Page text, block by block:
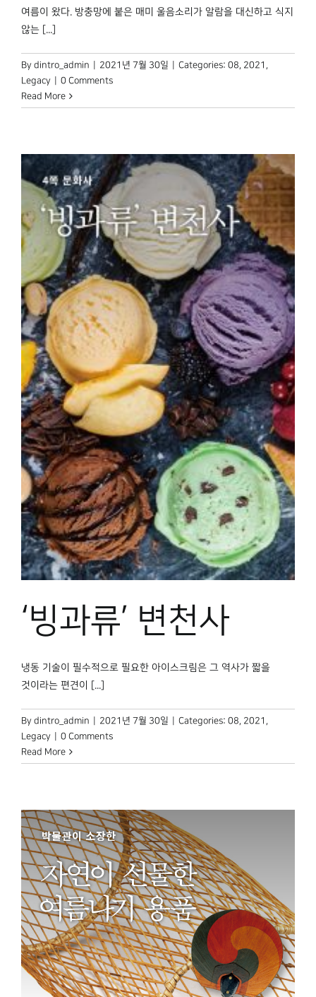
여름이 왔다. 방충망에 붙은 매미 울음소리가 알람을 대신하고 식지
않는 [...]
By dintro_admin 2021년 7월 30일 Categories: 08, 2021 ,
Legacy
0 Comments
Read More
‘빙과류’ 변천사
냉동 기술이 필수적으로 필요한 아이스크림은 그 역사가 짧을
것이라는 편견이 [...]
By dintro_admin 2021년 7월 30일 Categories: 08, 2021 ,
Legacy
0 Comments
Read More